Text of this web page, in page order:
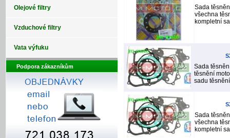
Olejové filtry
Vzduchové filtry
Vata výfuku
Podpora zákazníkům
Sada
všechna
kompletní
Sada
těsnění
sadu
Sada
všechna
kompletní